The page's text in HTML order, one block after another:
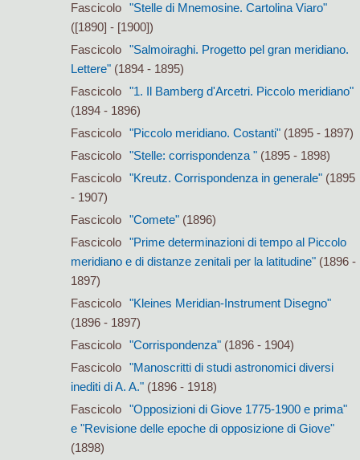
Fascicolo
"Stelle di Mnemosine. Cartolina Viaro"
([1890] - [1900])
Fascicolo
"Salmoiraghi. Progetto pel gran meridiano.
Lettere"(1894 - 1895)
Fascicolo
"1. Il Bamberg d'Arcetri. Piccolo meridiano"
(1894 - 1896)
Fascicolo
"Piccolo meridiano. Costanti"(1895 - 1897)
Fascicolo
"Stelle: corrispondenza "(1895 - 1898)
Fascicolo
"Kreutz. Corrispondenza in generale"(1895
- 1907)
Fascicolo
"Comete"(1896)
Fascicolo
"Prime determinazioni di tempo al Piccolo
meridiano e di distanze zenitali per la latitudine"(1896 -
1897)
Fascicolo
"Kleines Meridian-Instrument Disegno"
(1896 - 1897)
Fascicolo
"Corrispondenza"(1896 - 1904)
Fascicolo
"Manoscritti di studi astronomici diversi
inediti di A. A."(1896 - 1918)
Fascicolo
"Opposizioni di Giove 1775-1900 e prima"
e "Revisione delle epoche di opposizione di Giove"
(1898)